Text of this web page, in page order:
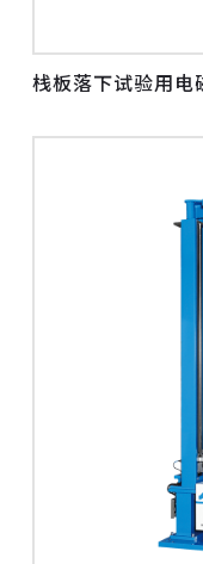
栈板落下试验用电